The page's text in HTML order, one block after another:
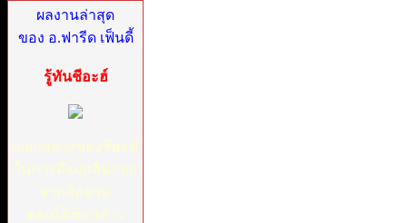
ผลงานล่าสุด
ของ อ.ฟารีด เฟ็นดี้
รู้ทันชีอะฮ์
เผยกลลวงของชีอะห์
ในการดึงมุสลิมออก
จากอิสลาม
ตอบโต้ข้อกล่าว